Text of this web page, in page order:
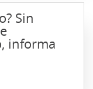
Sin
informa